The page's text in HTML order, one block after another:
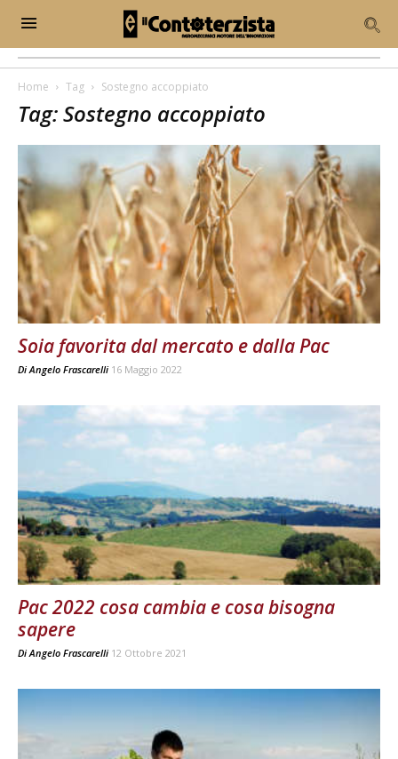
Home Tag Sostegno accoppiato
Tag: Sostegno accoppiato
Soia favorita dal mercato e dalla Pac
DiAngelo Frascarelli 16 Maggio 2022
Pac 2022 cosa cambia e cosa bisogna
sapere
Di Angelo Frascarelli 12 Ottobre 2021